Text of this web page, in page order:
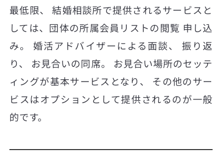
最低限、 結婚相談所で提供されるサービスと
しては、団体の所属会員リストの閲覧 申し込
み。 婚活アドバイザーによる面談、 振り返
り、 お見合いの同席。 お見合い場所のセッテ
ィングが基本サービスとなり、 その他のサー
ビスはオプションとして提供されるのが一般
的です。